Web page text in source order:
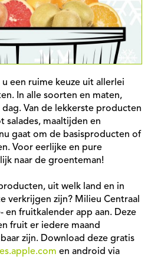
een ruime keuze uit allerlei
In alle soorten en maten,
Van de lekkerste producten
salades, maaltijden en
gaat om de basisproducten of
Voor eerlijke en pure
naar de groenteman!
uit welk land en in
verkrijgen zijn? Milieu Centraal
en fruitkalender app aan. Deze
fruit er iedere maand
zijn. Download deze gratis
en android via